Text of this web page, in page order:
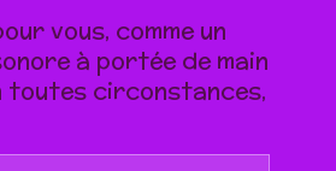
vous, comme un
à portée de main
toutes circonstances,